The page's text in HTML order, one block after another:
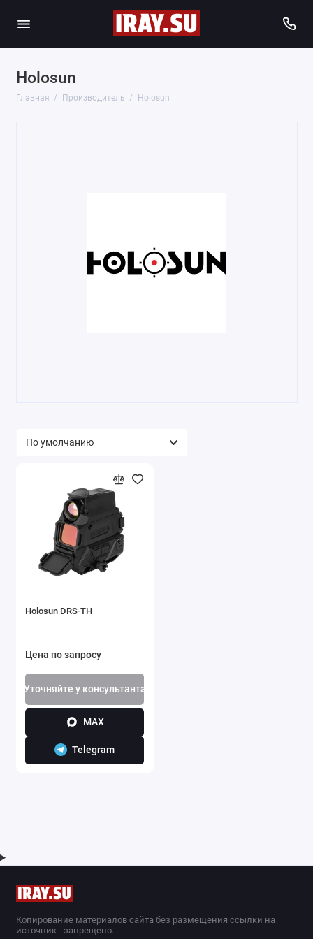
Holosun
Главная Производитель Holosun
Holosun DRS-TH
Цена по запросу
Уточняйте у консультанта
MAX
Telegram
Копирование материалов сайта без размещения ссылки на
источник - запрещено.